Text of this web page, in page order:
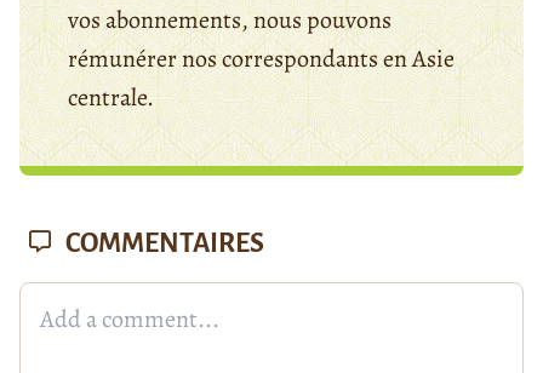
vos abonnements, nous pouvons
rémunérer nos correspondants en Asie
centrale.
COMMENTAIRES